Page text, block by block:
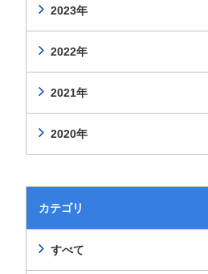
2023年
2022年
2021年
2020年
カテゴリ
すべて